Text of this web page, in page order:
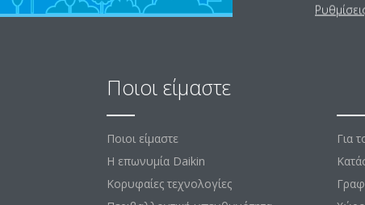
Ποιοι είμαστε
Ποιοι είμαστε
Η επωνυμία Daikin
Κορυφαίες τεχνολογίες
Για